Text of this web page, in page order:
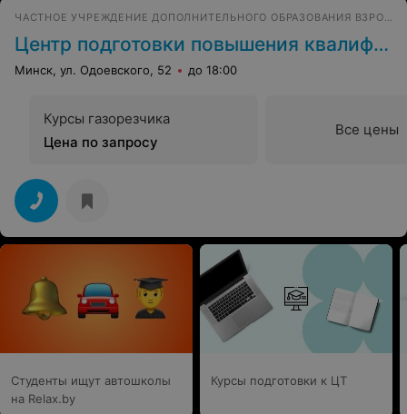
ЧАСТНОЕ УЧРЕЖДЕНИЕ ДОПОЛНИТЕЛЬНОГО ОБРАЗОВАНИЯ ВЗРОСЛЫХ
Центр подготовки повышения квалификации и переподготовки рабочих
Минск, ул. Одоевского, 52 до 18:00
Курсы газорезчика
Цена по запросу
Все цены
Студенты ищут автошколы
на Relax.by
Курсы подготовки к ЦТ